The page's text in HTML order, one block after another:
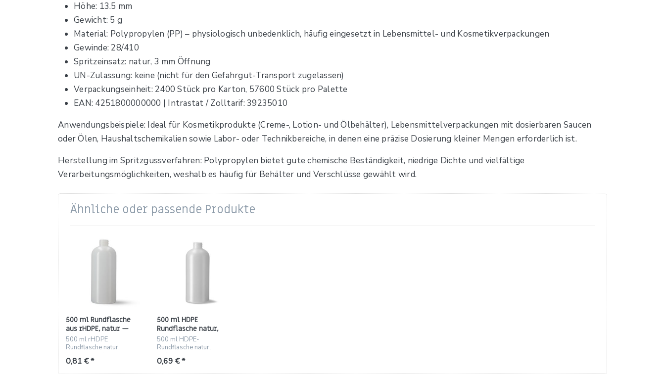
Höhe: 13.5 mm
Gewicht: 5 g
Material: Polypropylen (PP) – physiologisch unbedenklich, häufig eingesetzt in Lebensmittel- und Kosmetikverpackungen
Gewinde: 28/410
Spritzeinsatz: natur, 3 mm Öffnung
UN-Zulassung: keine (nicht für den Gefahrgut-Transport zugelassen)
Verpackungseinheit: 2400 Stück pro Karton, 57600 Stück pro Palette
EAN: 4251800000000 | Intrastat / Zolltarif: 39235010
Anwendungsbeispiele: Ideal für Kosmetikprodukte (Creme-, Lotion- und Ölbehälter), Lebensmittelverpackungen mit dosierbaren Saucen
oder Ölen, Haushaltschemikalien sowie Labor- oder Technikbereiche, in denen eine präzise Dosierung kleiner Mengen erforderlich ist.
Herstellung im Spritzgussverfahren: Polypropylen bietet gute chemische Beständigkeit, niedrige Dichte und vielfältige
Verarbeitungsmöglichkeiten, weshalb es häufig für Behälter und Verschlüsse gewählt wird.
Ähnliche oder passende Produkte
500 ml Rundflasche
aus rHDPE, natur —
Gewinde 28/410 (35 g)
500 ml rHDPE
Rundflasche natur,
180 Stück/Karton
0,81 € *
500 ml HDPE
Rundflasche natur,
Gewinde 28/410,
Rundschulter (35 g)
500 ml HDPE-
Rundflasche natur,
Rundschulter, 35 g, 180
0,69 € *